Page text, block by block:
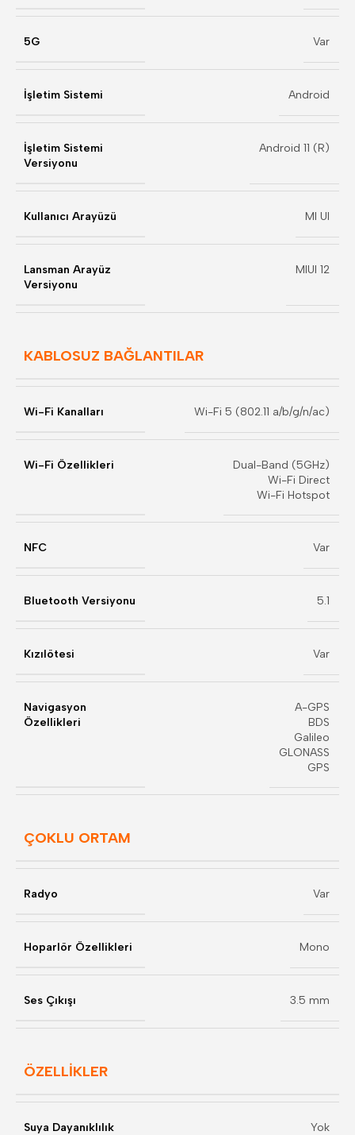
5G Var
İşletim Sistemi Android
İşletim Sistemi
Versiyonu
Android 11 (R)
Kullanıcı Arayüzü MI UI
Lansman Arayüz
Versiyonu
MIUI 12
KABLOSUZ BAĞLANTILAR
Wi-Fi Kanalları Wi-Fi 5 (802.11 a/b/g/n/ac)
Wi-Fi Özellikleri
Dual-Band (5GHz)
Wi-Fi Direct
Wi-Fi Hotspot
NFC Var
Bluetooth Versiyonu 5.1
Kızılötesi Var
Navigasyon
Özellikleri
A-GPS
BDS
Galileo
GLONASS
GPS
ÇOKLU ORTAM
Radyo Var
Hoparlör Özellikleri Mono
Ses Çıkışı 3.5 mm
ÖZELLIKLER
Suya Dayanıklılık Yok